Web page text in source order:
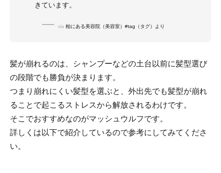
きています。
via 柏にある美容院（美容室）#tag（タグ）より
髪が崩れるのは、シャンプーなどの土台以前に髪型選び
の段階でも勝負が決まります。
つまり崩れにくい髪型を選ぶと、外出先でも髪型が崩れ
ることで起こるストレスから解放されるわけです。
そこでおすすめなのがマッシュウルフです。
詳しくは以下で紹介しているので参考にしてみてくださ
い。